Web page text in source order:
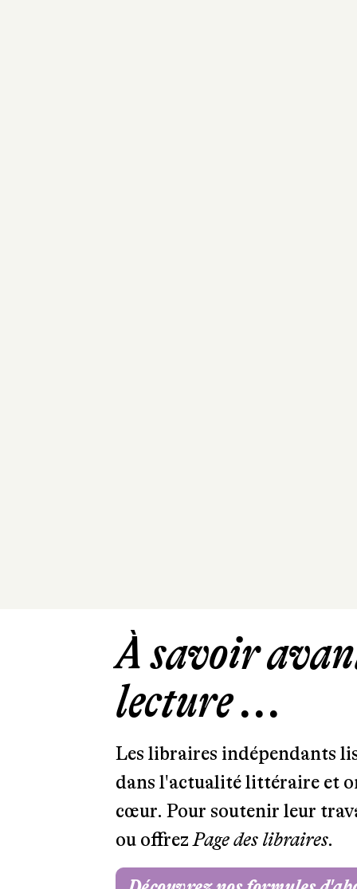
À savoir
lecture ...
Les libraires indépendants
dans l'actualité littéraire et
cœur. Pour soutenir leur
ou offrezPage des libraires.